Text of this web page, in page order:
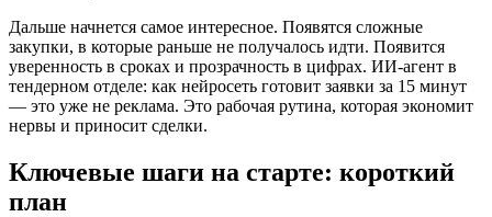
Дальше начнется самое интересное. Появятся сложные
закупки, в которые раньше не получалось идти. Появится
уверенность в сроках и прозрачность в цифрах. ИИ-агент в
тендерном отделе: как нейросеть готовит заявки за 15 минут
— это уже не реклама. Это рабочая рутина, которая экономит
нервы и приносит сделки.
Ключевые шаги на старте: короткий
план